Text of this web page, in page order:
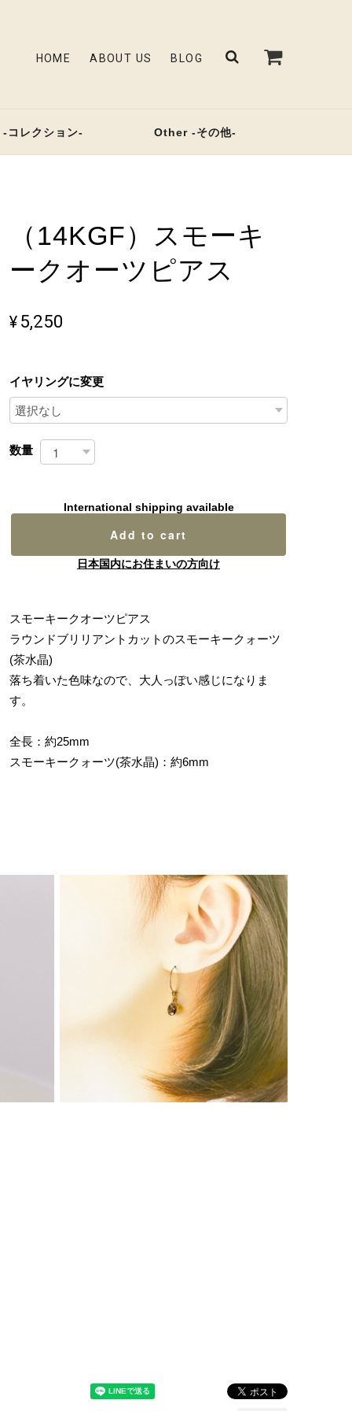
HOME ABOUT US BLOG
レクション- Other -その他-
（14KGF）スモーキ
ークオーツピアス
¥5,250
イヤリングに変更
数量
International shipping available
Add to cart
日本国内にお住まいの方向け
スモーキークオーツピアス
ラウンドブリリアントカットのスモーキークォーツ
(茶水晶)
落ち着いた色味なので、大人っぽい感じになりま
す。
全長：約25mm
スモーキークォーツ(茶水晶)：約6mm